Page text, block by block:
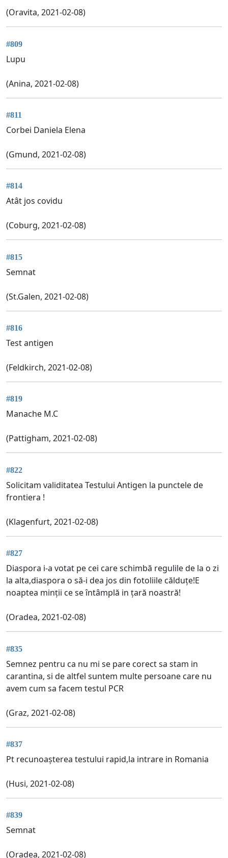
(Oravita, 2021-02-08)
#809
Lupu
(Anina, 2021-02-08)
#811
Corbei Daniela Elena
(Gmund, 2021-02-08)
#814
Atât jos covidu
(Coburg, 2021-02-08)
#815
Semnat
(St.Galen, 2021-02-08)
#816
Test antigen
(Feldkirch, 2021-02-08)
#819
Manache M.C
(Pattigham, 2021-02-08)
#822
Solicitam validitatea Testului Antigen la punctele de
frontiera !
(Klagenfurt, 2021-02-08)
#827
Diaspora i-a votat pe cei care schimbă regulile de la o zi
la alta,diaspora o să-i dea jos din fotoliile călduțe!E
noaptea minții ce se întâmplă in țară noastră!
(Oradea, 2021-02-08)
#835
Semnez pentru ca nu mi se pare corect sa stam in
carantina, si de altfel suntem multe persoane care nu
avem cum sa facem testul PCR
(Graz, 2021-02-08)
#837
Pt recunoașterea testului rapid,la intrare in Romania
(Husi, 2021-02-08)
#839
Semnat
(Oradea, 2021-02-08)